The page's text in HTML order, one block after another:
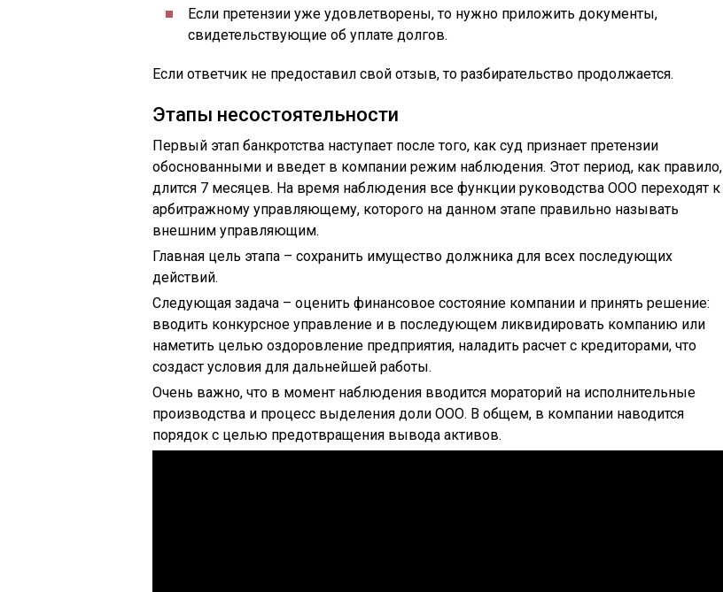
Если претензии уже удовлетворены, то нужно приложить документы,
свидетельствующие об уплате долгов.
Если ответчик не предоставил свой отзыв, то разбирательство продолжается.
Этапы несостоятельности
Первый этап банкротства наступает после того, как суд признает претензии
обоснованными и введет в компании режим наблюдения. Этот период, как правило,
длится 7 месяцев. На время наблюдения все функции руководства ООО переходят к
арбитражному управляющему, которого на данном этапе правильно называть
внешним управляющим.
Главная цель этапа – сохранить имущество должника для всех последующих
действий.
Следующая задача – оценить финансовое состояние компании и принять решение:
вводить конкурсное управление и в последующем ликвидировать компанию или
наметить целью оздоровление предприятия, наладить расчет с кредиторами, что
создаст условия для дальнейшей работы.
Очень важно, что в момент наблюдения вводится мораторий на исполнительные
производства и процесс выделения доли ООО. В общем, в компании наводится
порядок с целью предотвращения вывода активов.